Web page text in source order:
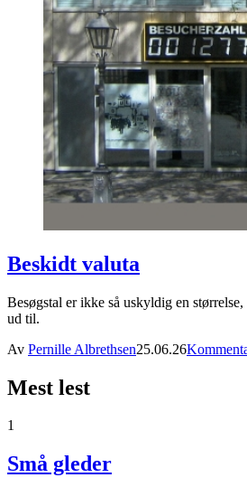
Beskidt valuta
Besøgstal er ikke så uskyldig en
ud til.
Av Pernille Albrethsen25.06.26
Mest lest
1
Små gleder